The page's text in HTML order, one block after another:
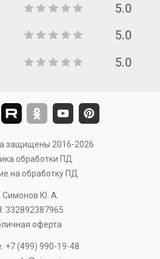
5.0
5.0
5.0
защищены 2016-2026
обработки ПД
на обработку ПД
Симонов Ю. А.
332892387965
оферта
+7 (499) 990-19-48